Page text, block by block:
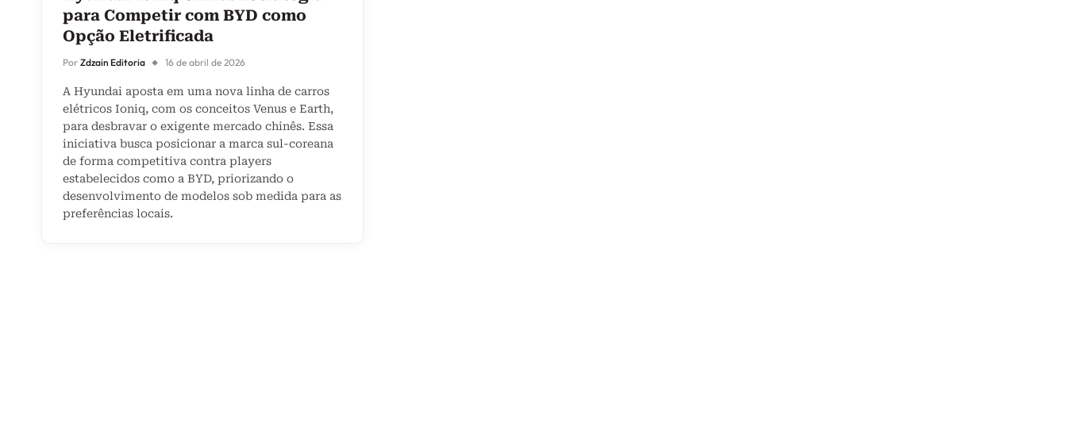
para Competir com BYD como
Opção Eletrificada
Por Zdzain Editoria 16 de abril de 2026
A Hyundai aposta em uma nova linha de carros
elétricos Ioniq, com os conceitos Venus e Earth,
para desbravar o exigente mercado chinês. Essa
iniciativa busca posicionar a marca sul-coreana
de forma competitiva contra players
estabelecidos como a BYD, priorizando o
desenvolvimento de modelos sob medida para as
preferências locais.